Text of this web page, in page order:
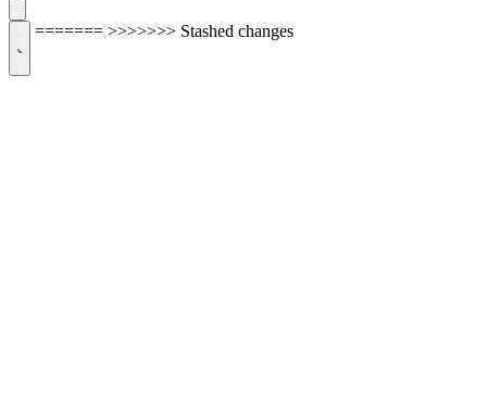
======= >>>>>>> Stashed changes